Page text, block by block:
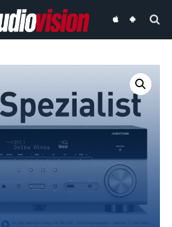
audiovisionaudiovision